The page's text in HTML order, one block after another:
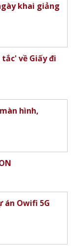
khai giảng
về Giấy đi
hình,
án Owifi 5G